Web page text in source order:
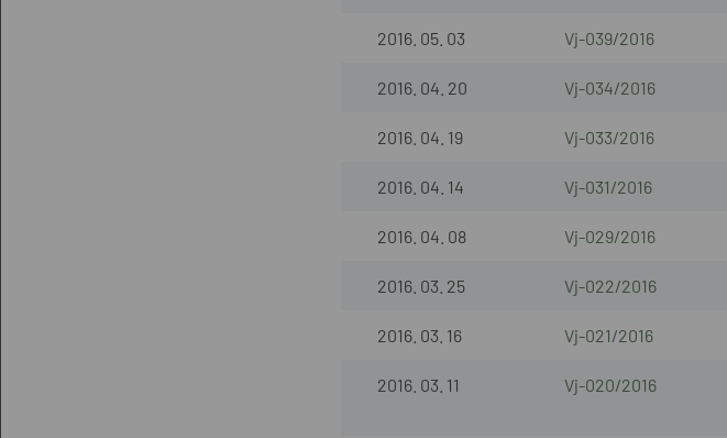
2016. 05. 03 Vj-039/2016
2016. 04. 20 Vj-034/2016
2016. 04. 19 Vj-033/2016
2016. 04. 14 Vj-031/2016
2016. 04. 08 Vj-029/2016
2016. 03. 25 Vj-022/2016
2016. 03. 16 Vj-021/2016
2016. 03. 11 Vj-020/2016